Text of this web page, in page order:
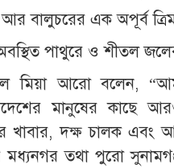
আর বালুচরের এক অপূর্ব
পাথুরে ও শীতল
মিয়া আরো বলেন,
মানুষের কাছে
খাবার, দক্ষ চালক
তথা পুরো